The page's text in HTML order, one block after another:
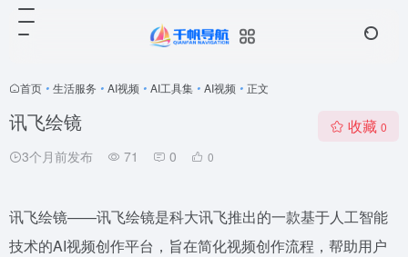
首页 • 生活服务 • AI视频 • AI工具集 • AI视频 • 正文
讯飞绘镜
3个月前发布 71 0 0
收藏 0
讯飞绘镜——讯飞绘镜是科大讯飞推出的一款基于人工智能
技术的AI视频创作平台，旨在简化视频创作流程，帮助用户